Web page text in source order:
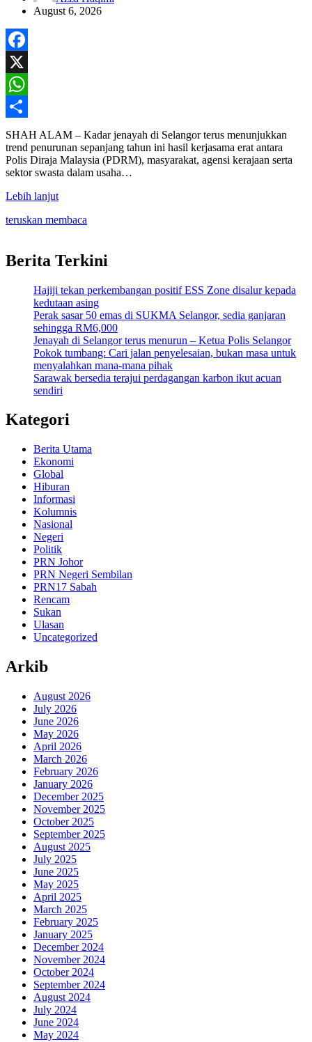
August 6, 2026
Facebook
X
WhatsApp
Share
SHAH ALAM – Kadar jenayah di Selangor terus menunjukkan
trend penurunan sepanjang tahun ini hasil kerjasama erat antara
Polis Diraja Malaysia (PDRM), masyarakat, agensi kerajaan serta
sektor swasta dalam usaha…
Lebih lanjut
teruskan membaca
Berita Terkini
Hajiji tekan perkembangan positif ESS Zone disalur kepada
kedutaan asing
Perak sasar 50 emas di SUKMA Selangor, sedia ganjaran
sehingga RM6,000
Jenayah di Selangor terus menurun – Ketua Polis Selangor
Pokok tumbang: Cari jalan penyelesaian, bukan masa untuk
menyalahkan mana-mana pihak
Sarawak bersedia terajui perdagangan karbon ikut acuan
sendiri
Kategori
Berita Utama
Ekonomi
Global
Hiburan
Informasi
Kolumnis
Nasional
Negeri
Politik
PRN Johor
PRN Negeri Sembilan
PRN17 Sabah
Rencam
Sukan
Ulasan
Uncategorized
Arkib
August 2026
July 2026
June 2026
May 2026
April 2026
March 2026
February 2026
January 2026
December 2025
November 2025
October 2025
September 2025
August 2025
July 2025
June 2025
May 2025
April 2025
March 2025
February 2025
January 2025
December 2024
November 2024
October 2024
September 2024
August 2024
July 2024
June 2024
May 2024